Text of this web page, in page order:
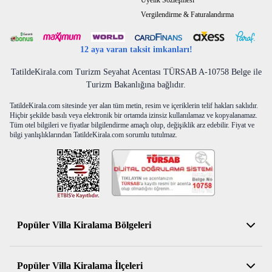
Vergilendirme & Faturalandırma
12 aya varan taksit imkanları!
TatildeKirala.com Turizm Seyahat Acentası TÜRSAB A-10758 Belge ile
Turizm Bakanlığına bağlıdır.
TatildeKirala.com sitesinde yer alan tüm metin, resim ve içeriklerin telif hakları saklıdır.
Hiçbir şekilde basılı veya elektronik bir ortamda izinsiz kullanılamaz ve kopyalanamaz.
Tüm otel bilgileri ve fiyatlar bilgilendirme amaçlı olup, değişiklik arz edebilir. Fiyat ve
bilgi yanlışlıklarından TatildeKirala.com sorumlu tutulmaz.
Popüler Villa Kiralama Bölgeleri
Antalya Kiralık Villa
Muğla Kiralık Villa
Popüler Villa Kiralama İlçeleri